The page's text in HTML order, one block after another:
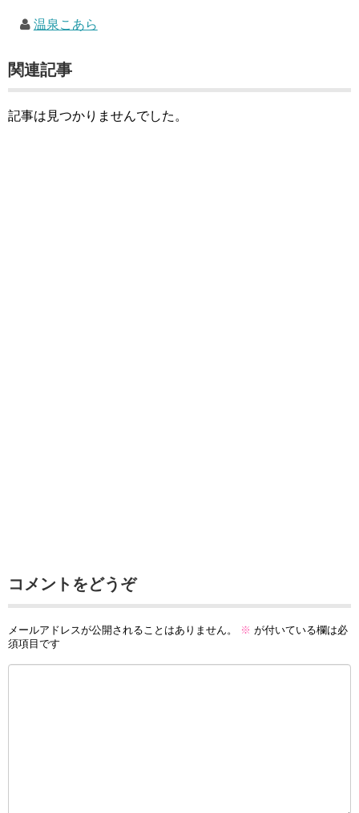
温泉こあら
関連記事
記事は見つかりませんでした。
コメントをどうぞ
メールアドレスが公開されることはありません。 ※ が付いている欄は必
須項目です